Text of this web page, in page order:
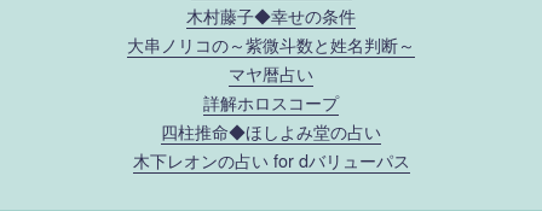
木村藤子◆幸せの条件
大串ノリコの～紫微斗数と姓名判断～
マヤ暦占い
詳解ホロスコープ
四柱推命◆ほしよみ堂の占い
木下レオンの占い for dバリューパス